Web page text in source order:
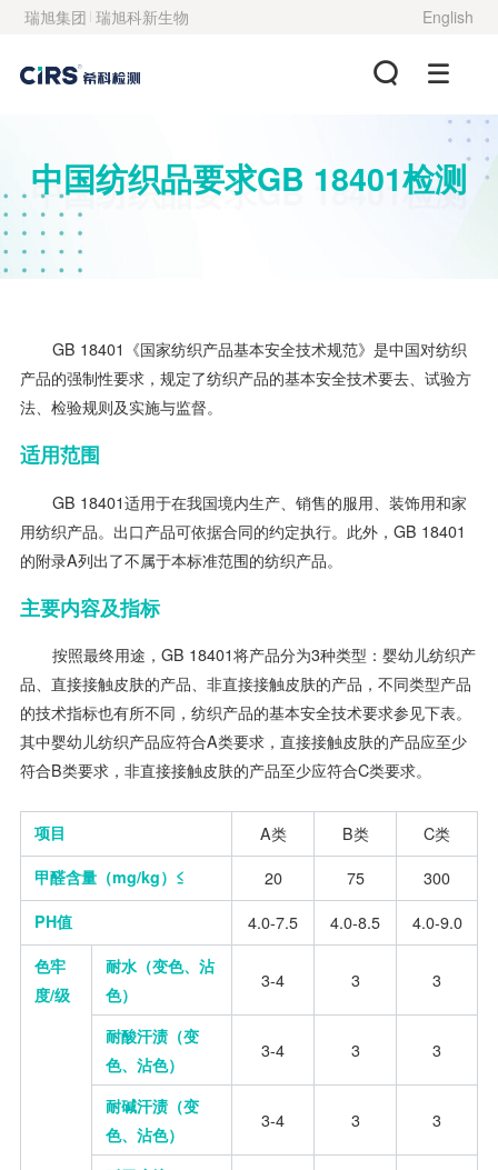
瑞旭集团 瑞旭科新生物 English
中国纺织品要求GB 18401检测
中国纺织品要求GB 18401检测
GB 18401《国家纺织产品基本安全技术规范》是中国对纺织
产品的强制性要求，规定了纺织产品的基本安全技术要去、试验方
法、检验规则及实施与监督。
适用范围
GB 18401适用于在我国境内生产、销售的服用、装饰用和家
用纺织产品。出口产品可依据合同的约定执行。此外，GB 18401
的附录A列出了不属于本标准范围的纺织产品。
主要内容及指标
按照最终用途，GB 18401将产品分为3种类型：婴幼儿纺织产
品、直接接触皮肤的产品、非直接接触皮肤的产品，不同类型产品
的技术指标也有所不同，纺织产品的基本安全技术要求参见下表。
其中婴幼儿纺织产品应符合A类要求，直接接触皮肤的产品应至少
符合B类要求，非直接接触皮肤的产品至少应符合C类要求。
项目 A类 B类
C类
甲醛含量（mg/kg）≤
20 75
300
PH值
4.0-7.5 4.0-8.5
4.0-9.0
色牢
度/级
耐水（变色、沾
色）
3-4 3 3
耐酸汗渍（变
色、沾色）
3-4 3 3
耐碱汗渍（变
色、沾色）
3-4 3 3